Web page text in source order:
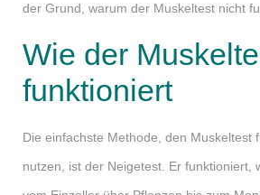
der Grund, warum der Muskeltest nicht
Wie der
funktioniert
Die einfachste Methode, den Muskeltest
nutzen, ist der Neigetest. Er funktioniert,